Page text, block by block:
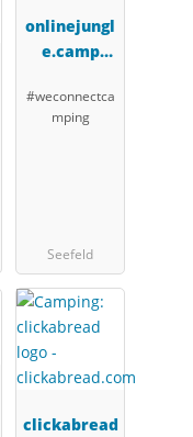
onlinejungl
e.camp
#weconnectca
mping
Seefeld
clickabread